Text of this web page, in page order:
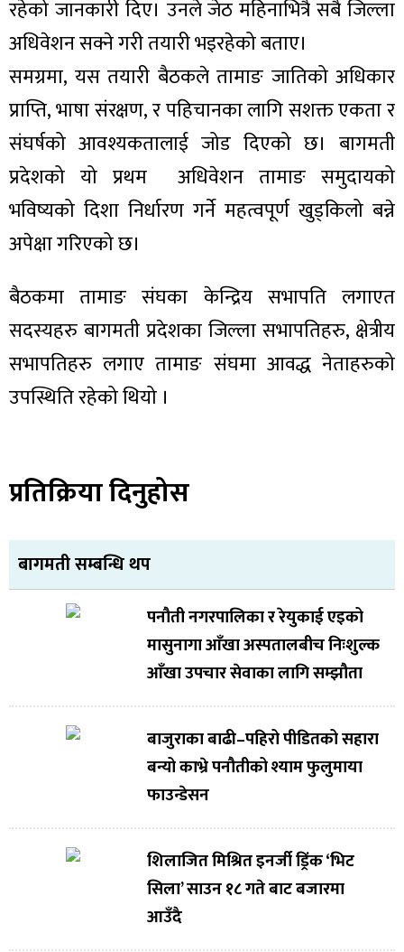
रहेको जानकारी दिए। उनले जेठ महिनाभित्रै सबै जिल्ला
अधिवेशन सक्ने गरी तयारी भइरहेको बताए।
समग्रमा, यस तयारी बैठकले तामाङ जातिको अधिकार
प्राप्ति, भाषा संरक्षण, र पहिचानका लागि सशक्त एकता र
संघर्षको आवश्यकतालाई जोड दिएको छ। बागमती
प्रदेशको यो प्रथम अधिवेशन तामाङ समुदायको
भविष्यको दिशा निर्धारण गर्ने महत्वपूर्ण खुड्किलो बन्ने
अपेक्षा गरिएको छ।
बैठकमा तामाङ संघका केन्द्रिय सभापति लगाएत
सदस्यहरु बागमती प्रदेशका जिल्ला सभापतिहरु, क्षेत्रीय
सभापतिहरु लगाए तामाङ संघमा आवद्ध नेताहरुको
उपस्थिति रहेको थियो ।
प्रतिक्रिया दिनुहोस
बागमती सम्बन्धि थप
पनौती नगरपालिका र रेयुकाई एइको
मासुनागा आँखा अस्पतालबीच निःशुल्क
आँखा उपचार सेवाका लागि सम्झौता
बाजुराका बाढी–पहिरो पीडितको सहारा
बन्यो काभ्रे पनौतीको श्याम फुलुमाया
फाउन्डेसन
शिलाजित मिश्रित इनर्जी ड्रिंक ‘भिट
सिला’ साउन १८ गते बाट बजारमा
आउँदै